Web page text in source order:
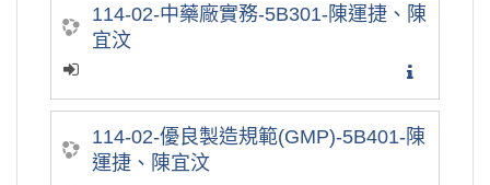
114-02-中藥廠實務-5B301-陳運捷、陳
宜汶
114-02-優良製造規範(GMP)-5B401-陳
運捷、陳宜汶